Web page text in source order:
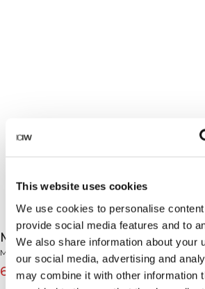
This website uses cookies
We use cookies to personalise
provide social media features and to
We also share information about your
our social media, advertising and
may combine it with other information
Mirage Printed Zip Midlayer
Mirage Collection
69€99€(-30%)